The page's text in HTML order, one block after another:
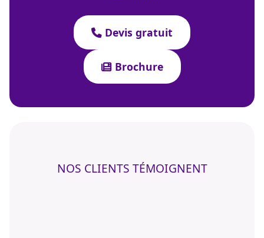
Devis gratuit
Brochure
NOS CLIENTS TÉMOIGNENT